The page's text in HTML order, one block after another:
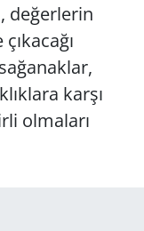
değerlerin
karşı
olmaları